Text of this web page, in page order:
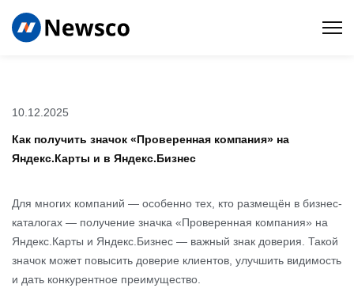
10.12.2025
Как получить значок «Проверенная компания» на
Яндекс.Карты и в Яндекс.Бизнес
Для многих компаний — особенно тех, кто размещён в бизнес-
каталогах — получение значка «Проверенная компания» на
Яндекс.Карты и Яндекс.Бизнес — важный знак доверия. Такой
значок может повысить доверие клиентов, улучшить видимость
и дать конкурентное преимущество.